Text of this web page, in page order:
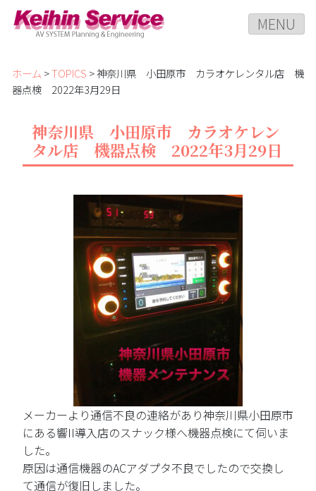
MENU
ホーム >TOPICS > 神奈川県 小田原市 カラオケレンタル店 機
器点検 2022年3月29日
神奈川県 小田原市 カラオケレン
タル店 機器点検 2022年3月29日
メーカーより通信不良の連絡があり神奈川県小田原市
にある響II導入店のスナック様へ機器点検にて伺いま
した。
原因は通信機器のACアダプタ不良でしたので交換し
て通信が復旧しました。